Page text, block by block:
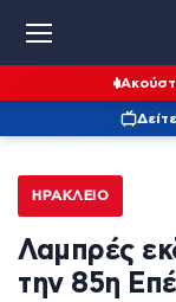
ΗΡΆΚΛΕΙΟ
Λαμπρές
την 85η